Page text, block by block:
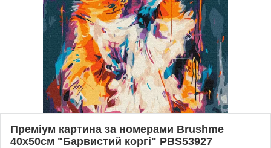
Преміум картина за номерами Brushme
40x50см "Барвистий коргі" PBS53927